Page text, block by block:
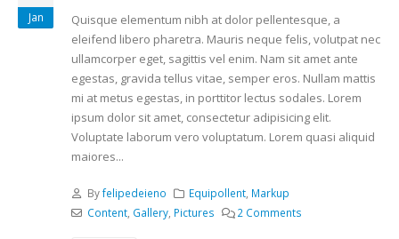
Jan
Quisque elementum nibh at dolor pellentesque, a
eleifend libero pharetra. Mauris neque felis, volutpat nec
ullamcorper eget, sagittis vel enim. Nam sit amet ante
egestas, gravida tellus vitae, semper eros. Nullam mattis
mi at metus egestas, in porttitor lectus sodales. Lorem
ipsum dolor sit amet, consectetur adipisicing elit.
Voluptate laborum vero voluptatum. Lorem quasi aliquid
maiores...
Byfelipedeieno Equipollent Markup
Content, Gallery, Pictures 2 Comments